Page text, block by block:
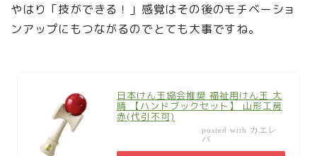
やはり「技ができる！」感覚はその後のモチベーショ
ンアップにもつながるのでとても大事ですね。
日本けん玉協会推奨 福祉用けん玉 大
晴 【ハンドブックセット】 山形工房
赤(代引不可)
posted with カエレ
バ